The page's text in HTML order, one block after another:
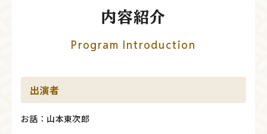
内容紹介
Program Introduction
出演者
お話：山本東次郎